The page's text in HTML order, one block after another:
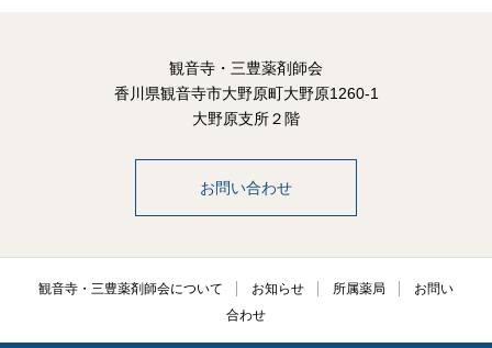
観音寺・三豊薬剤師会
香川県観音寺市大野原町大野原1260-1
大野原支所２階
お問い合わせ
観音寺・三豊薬剤師会について お知らせ 所属薬局
お問い
合わせ